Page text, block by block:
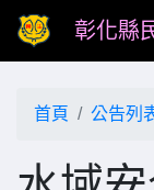
彰化縣
首頁 公告列